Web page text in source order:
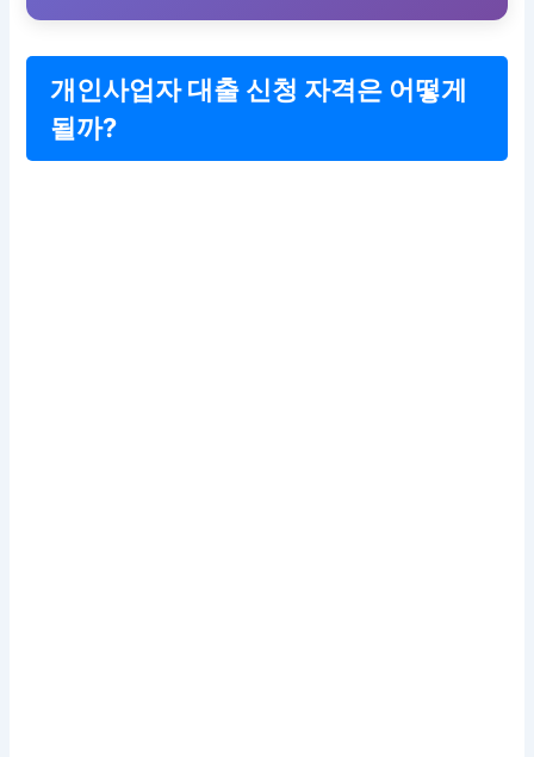
개인사업자 대출 신청 자격은 어떻게
될까?